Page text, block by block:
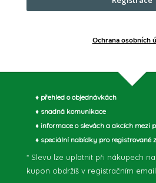
Ochrana osobních
♦ přehled o objednávkách
♦ snadná komunikace
♦ informace o slevách a akcích mezi
♦ speciální nabídky pro registrované
* Slevu lze uplatnit při nákupech
kupon obdržíš v registračním